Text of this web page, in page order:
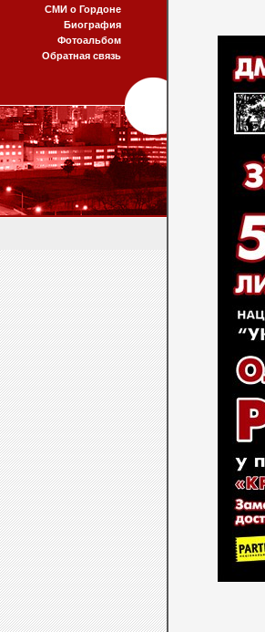
СМИ о Гордоне
Биография
Фотоальбом
Обратная связь